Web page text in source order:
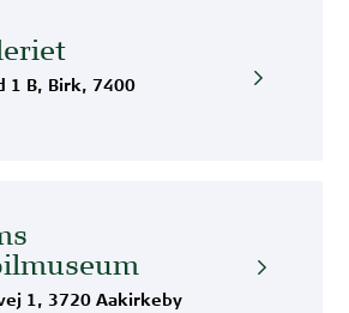
1 B, Birk, 7400
1, 3720 Aakirkeby